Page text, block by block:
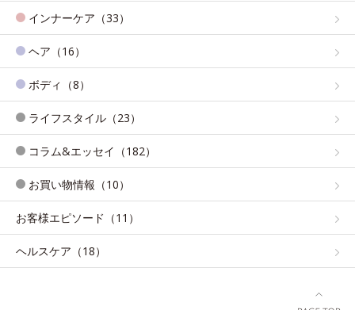
インナーケア（33）
ヘア（16）
ボディ（8）
ライフスタイル（23）
コラム&エッセイ（182）
お買い物情報（10）
お客様エピソード（11）
ヘルスケア（18）